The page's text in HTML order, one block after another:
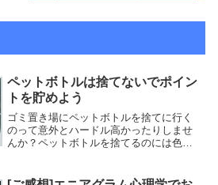
ペットボトルは捨てないでポイン
トを貯めよう
ゴミ置き場にペットボトルを捨てに行く
のって意外とハードル高かったりしませ
んか？ペットボトルを捨てるのには色々
は除くとか。そして時間。夜は出しては